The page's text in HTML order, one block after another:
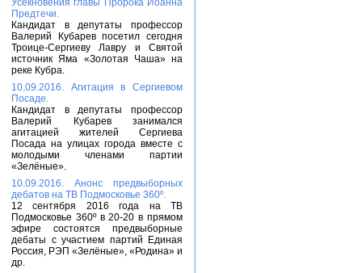
Усекновения главы Пророка Иоанна
Предтечи.
Кандидат в депутаты профессор
Валерий Кубарев посетил сегодня
Троице-Сергиеву Лавру и Святой
источник Яма «Золотая Чаша» на
реке Кубра.
10.09.2016. Агитация в Сергиевом
Посаде.
Кандидат в депутаты профессор
Валерий Кубарев занимался
агитацией жителей Сергиева
Посада на улицах города вместе с
молодыми членами партии
«Зелёные».
10.09.2016. Анонс предвыборных
дебатов на ТВ Подмосковье 360º.
12 сентября 2016 года на ТВ
Подмосковье 360º в 20-20 в прямом
эфире состоятся предвыборные
дебаты с участием партий Единая
Россия, РЭП «Зелёные», «Родина» и
др.